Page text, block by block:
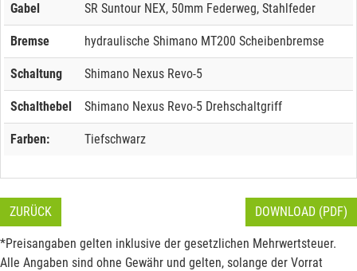
Gabel SR Suntour NEX, 50mm Federweg, Stahlfeder
Bremse hydraulische Shimano MT200 Scheibenbremse
Schaltung Shimano Nexus Revo-5
Schalthebel Shimano Nexus Revo-5 Drehschaltgriff
Farben: Tiefschwarz
ZURÜCK DOWNLOAD (PDF)
*Preisangaben gelten inklusive der gesetzlichen Mehrwertsteuer.
Alle Angaben sind ohne Gewähr und gelten, solange der Vorrat